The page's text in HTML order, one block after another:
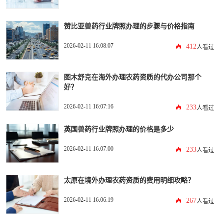
赞比亚兽药行业牌照办理的步骤与价格指南
2026-02-11 16:08:07 412 人看过
图木舒克在海外办理农药资质的代办公司那个
好？
2026-02-11 16:07:16 233人看过
英国兽药行业牌照办理的价格是多少
2026-02-11 16:07:00 233人看过
太原在境外办理农药资质的费用明细攻略？
2026-02-11 16:06:19 267人看过